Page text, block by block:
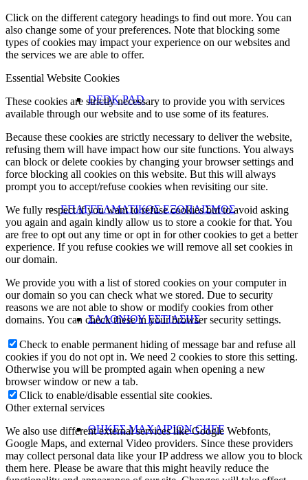
DEDK PAD
ΕΠΑΓΓΕΛΜΑΤΙΚΟΣ ΕΞΟΠΛΙΣΜΟΣ
ΣΑΛΟΝΙΟΥ ΕΣΤΙΑΣΗΣ
ΘΗΚΕΣ ΜΑΧΑΙΡΙΩΝ CHEF
Click on the different category headings to find out more. You can
also change some of your preferences. Note that blocking some
types of cookies may impact your experience on our websites and
the services we are able to offer.
Essential Website Cookies
These cookies are strictly necessary to provide you with services
available through our website and to use some of its features.
Because these cookies are strictly necessary to deliver the website,
refusing them will have impact how our site functions. You always
can block or delete cookies by changing your browser settings and
force blocking all cookies on this website. But this will always
prompt you to accept/refuse cookies when revisiting our site.
We fully respect if you want to refuse cookies but to avoid asking
you again and again kindly allow us to store a cookie for that. You
are free to opt out any time or opt in for other cookies to get a better
experience. If you refuse cookies we will remove all set cookies in
our domain.
We provide you with a list of stored cookies on your computer in
our domain so you can check what we stored. Due to security
reasons we are not able to show or modify cookies from other
domains. You can check these in your browser security settings.
Check to enable permanent hiding of message bar and refuse all
cookies if you do not opt in. We need 2 cookies to store this setting.
Otherwise you will be prompted again when opening a new
browser window or new a tab.
Click to enable/disable essential site cookies.
Other external services
We also use different external services like Google Webfonts,
Google Maps, and external Video providers. Since these providers
may collect personal data like your IP address we allow you to block
them here. Please be aware that this might heavily reduce the